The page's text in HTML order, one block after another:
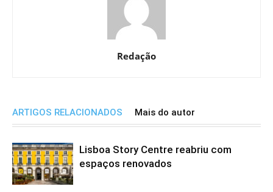
Redação
ARTIGOS RELACIONADOS Mais do autor
Lisboa Story Centre reabriu com
espaços renovados